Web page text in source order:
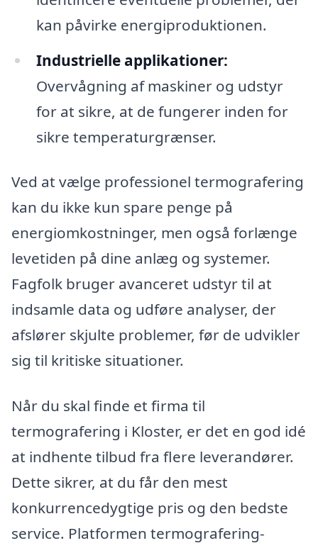
kan påvirke energiproduktionen.
Industrielle applikationer:
Overvågning af maskiner og udstyr
for at sikre, at de fungerer inden for
sikre temperaturgrænser.
Ved at vælge professionel termografering
kan du ikke kun spare penge på
energiomkostninger, men også forlænge
levetiden på dine anlæg og systemer.
Fagfolk bruger avanceret udstyr til at
indsamle data og udføre analyser, der
afslører skjulte problemer, før de udvikler
sig til kritiske situationer.
Når du skal finde et firma til
termografering i Kloster, er det en god idé
at indhente tilbud fra flere leverandører.
Dette sikrer, at du får den mest
konkurrencedygtige pris og den bedste
service. Platformen termografering-